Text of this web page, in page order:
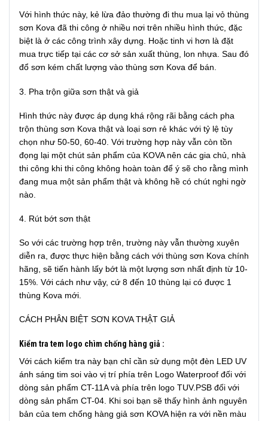
Với hình thức này, kẻ lừa đảo thường đi thu mua lại vỏ thùng
sơn Kova đã thi công ở nhiều nơi trên nhiều hình thức, đặc
biệt là ở các công trình xây dựng. Hoặc tinh vi hơn là đặt
mua trực tiếp tại các cơ sở sản xuất thùng, lon nhựa. Sau đó
đổ sơn kém chất lượng vào thùng sơn Kova để bán.
3. Pha trộn giữa sơn thật và giả
Hình thức này được áp dụng khá rộng rãi bằng cách pha
trộn thùng sơn Kova thật và loại sơn rẻ khác với tỷ lệ tùy
chọn như 50-50, 60-40. Với trường hợp này vẫn còn tồn
đọng lại một chút sản phẩm của KOVA nên các gia chủ, nhà
thi công khi thi công không hoàn toàn để ý sẽ cho rằng mình
đang mua một sản phẩm thật và không hề có chút nghi ngờ
nào.
4. Rút bớt sơn thật
So với các trường hợp trên, trường này vẫn thường xuyên
diễn ra, được thực hiện bằng cách với thùng sơn Kova chính
hãng, sẽ tiến hành lấy bớt là một lượng sơn nhất định từ 10-
15%. Với cách như vậy, cứ 8 đến 10 thùng lại có được 1
thùng Kova mới.
CÁCH PHÂN BIỆT SƠN KOVA THẬT GIẢ
Kiểm tra tem logo chìm chống hàng giả :
Với cách kiểm tra này bạn chỉ cần sử dụng một đèn LED UV
ánh sáng tim soi vào vị trí phía trên Logo Waterproof đối với
dòng sản phẩm CT-11A và phía trên logo TUV.PSB đối với
dòng sản phẩm CT-04. Khi soi bạn sẽ thấy hình ảnh nguyên
bản của tem chống hàng giả sơn KOVA hiện ra với nền màu